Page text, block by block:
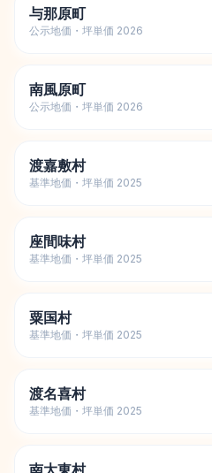
与那原町
公示地価・坪単価 2026
南風原町
公示地価・坪単価 2026
渡嘉敷村
基準地価・坪単価 2025
座間味村
基準地価・坪単価 2025
粟国村
基準地価・坪単価 2025
渡名喜村
基準地価・坪単価 2025
南大東村